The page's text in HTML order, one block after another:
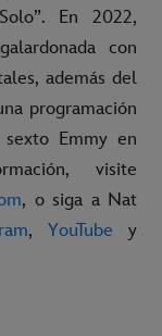
En 2022,
con
además del
programación
Emmy en
visite
, o siga a Nat
,YouTubey